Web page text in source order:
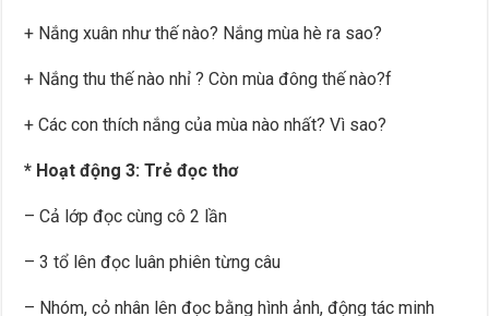
+ Nắng xuân như thế nào? Nắng mùa hè ra sao?
+ Nắng thu thế nào nhỉ ? Còn mùa đông thế nào?f
+ Các con thích nắng của mùa nào nhất? Vì sao?
* Hoạt động 3: Trẻ đọc thơ
– Cả lớp đọc cùng cô 2 lần
– 3 tổ lên đọc luân phiên từng câu
– Nhóm, cỏ nhân lên đọc bằng hình ảnh, động tác minh